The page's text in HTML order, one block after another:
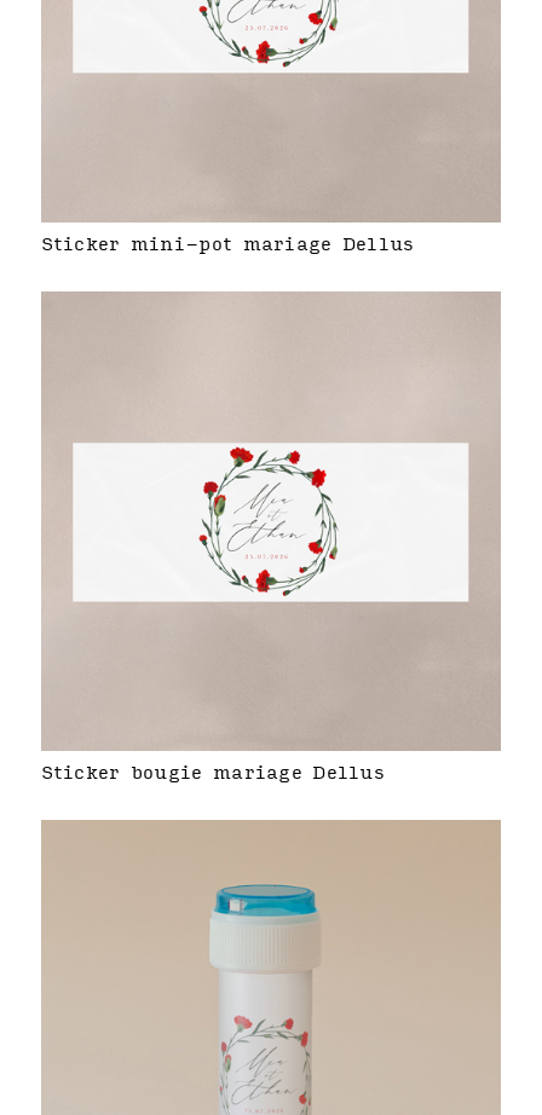
Sticker mini-pot mariage Dellus
Sticker bougie mariage Dellus